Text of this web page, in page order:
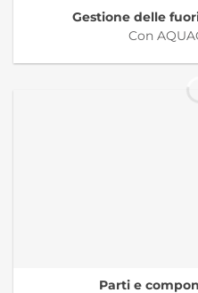
Gestione delle
Con
Parti e